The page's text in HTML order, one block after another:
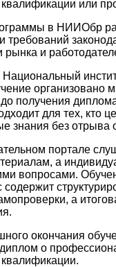
или
в НИИОбр
требований
рынка и
Национальный
организовано
получения
для тех, кто
знания без отрыва
портале
а
вопросами.
содержит
а
окончания
о